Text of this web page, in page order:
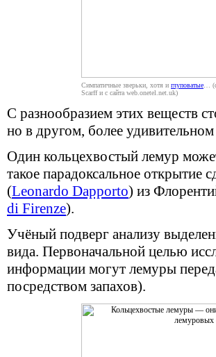
Симпатичные зверьки, хотя и глуповатые …
Scarff и с сайта web.onetel.net.uk)
С разнообразием этих веществ
но в другом, более удивительном
Один кольцехвостый лемур
такое парадоксальное открытие
(Leonardo Dapporto) из
di Firenze).
Учёный подверг анализу
вида. Первоначальной целью
информации могут лемуры
посредством запахов).